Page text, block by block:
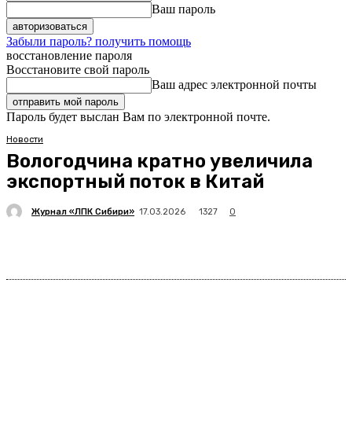
Ваш пароль
Забыли пароль? получить помощь
восстановление пароля
Восстановите свой пароль
Ваш адрес электронной почты
Пароль будет выслан Вам по электронной почте.
Новости
Вологодчина кратно увеличила
экспортный поток в Китай
Журнал «ЛПК Сибири» 17.03.2026 1327 0